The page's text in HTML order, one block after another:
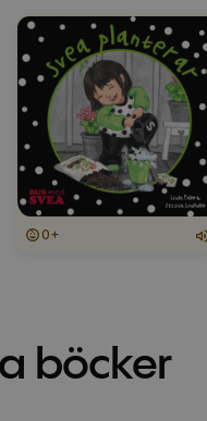
0+
böcker